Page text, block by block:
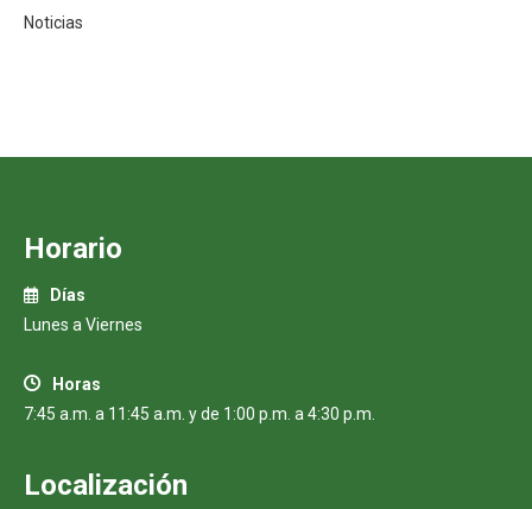
Noticias
Horario
Días
Lunes a Viernes
Horas
7:45 a.m. a 11:45 a.m. y de 1:00 p.m. a 4:30 p.m.
Localización